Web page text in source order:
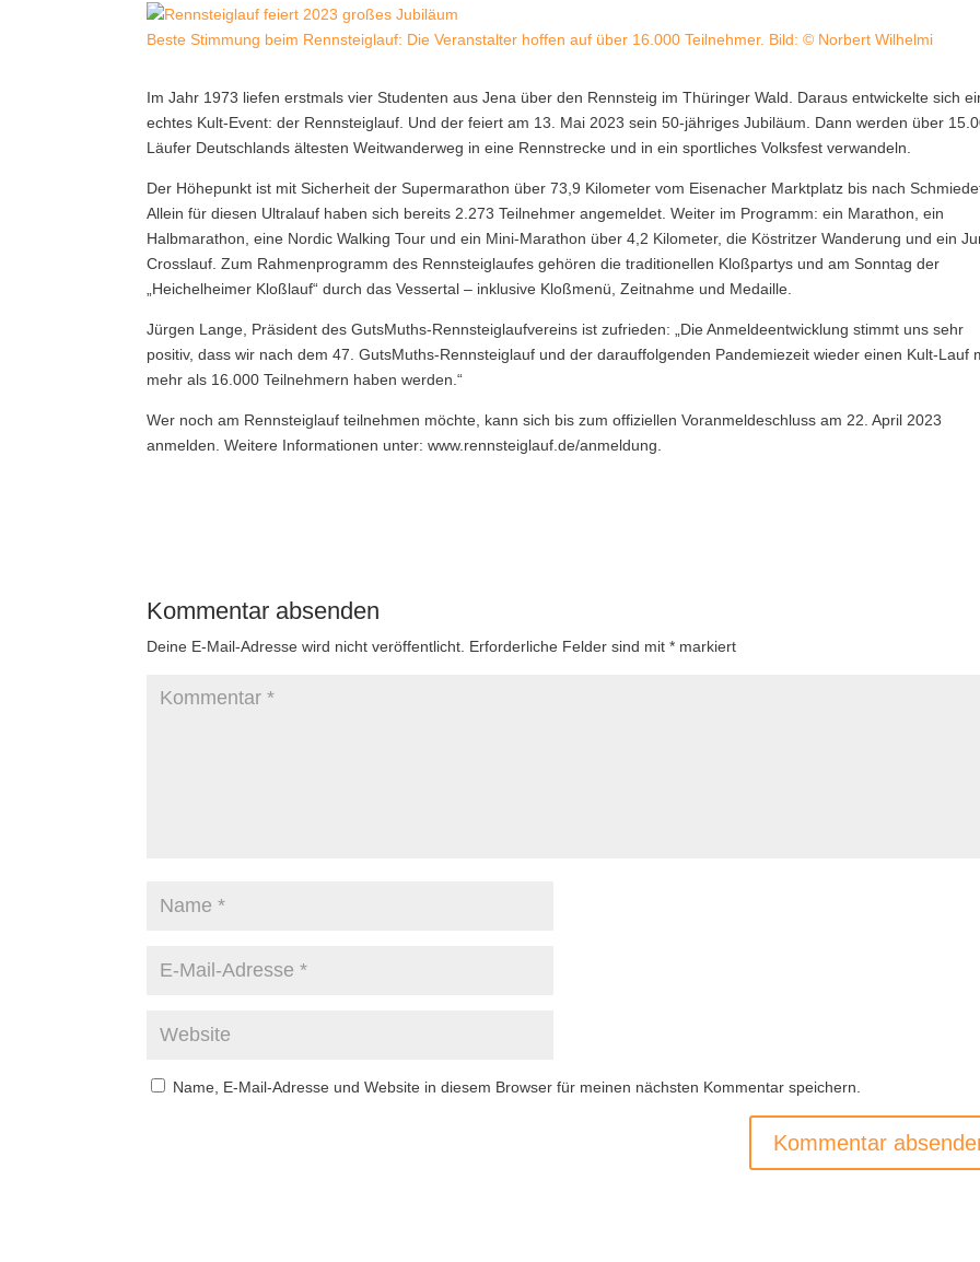
Beste Stimmung beim Rennsteiglauf: Die Veranstalter hoffen auf über 16.000 Teilnehmer. Bild: © Norbert Wilhelmi
Im Jahr 1973 liefen erstmals vier Studenten aus Jena über den Rennsteig im Thüringer Wald. Daraus entwickelte sich
echtes Kult-Event: der Rennsteiglauf. Und der feiert am 13. Mai 2023 sein 50-jähriges Jubiläum. Dann werden über
Läufer Deutschlands ältesten Weitwanderweg in eine Rennstrecke und in ein sportliches Volksfest verwandeln.
Der Höhepunkt ist mit Sicherheit der Supermarathon über 73,9 Kilometer vom Eisenacher Marktplatz bis nach
Allein für diesen Ultralauf haben sich bereits 2.273 Teilnehmer angemeldet. Weiter im Programm: ein Marathon, ein
Halbmarathon, eine Nordic Walking Tour und ein Mini-Marathon über 4,2 Kilometer, die Köstritzer Wanderung und ein
Crosslauf. Zum Rahmenprogramm des Rennsteiglaufes gehören die traditionellen Kloßpartys und am Sonntag der
„Heichelheimer Kloßlauf“ durch das Vessertal – inklusive Kloßmenü, Zeitnahme und Medaille.
Jürgen Lange, Präsident des GutsMuths-Rennsteiglaufvereins ist zufrieden: „Die Anmeldeentwicklung stimmt uns sehr
positiv, dass wir nach dem 47. GutsMuths-Rennsteiglauf und der darauffolgenden Pandemiezeit wieder einen Kult-Lauf
mehr als 16.000 Teilnehmern haben werden.“
Wer noch am Rennsteiglauf teilnehmen möchte, kann sich bis zum offiziellen Voranmeldeschluss am 22. April 2023
anmelden. Weitere Informationen unter: www.rennsteiglauf.de/anmeldung.
Kommentar absenden
Deine E-Mail-Adresse wird nicht veröffentlicht. Erforderliche Felder sind mit* markiert
Name, E-Mail-Adresse und Website in diesem Browser für meinen nächsten Kommentar speichern.